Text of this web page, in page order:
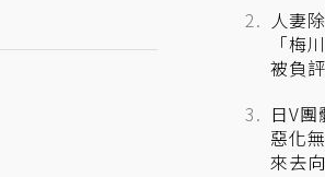
人妻
「梅
被負
日V
惡化
來去向